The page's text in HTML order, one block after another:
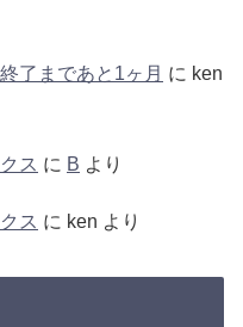
了まであと1ヶ月 に ken
ス に B より
ス に ken より